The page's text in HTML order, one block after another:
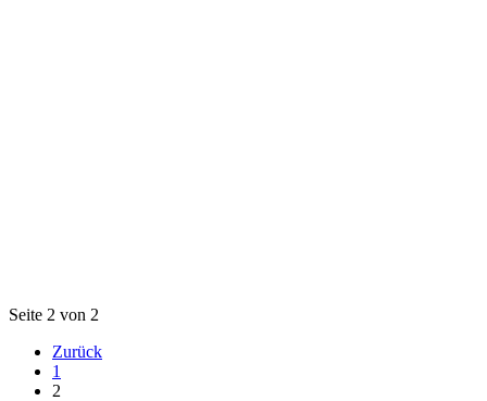
Seite 2 von 2
Zurück
1
2